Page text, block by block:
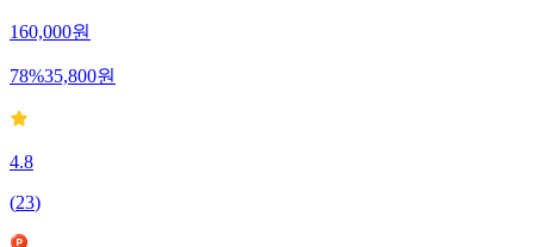
160,000원
78%35,800원
4.8
(23)